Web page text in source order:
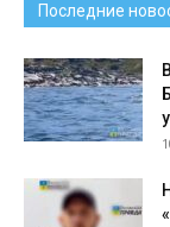
Последние